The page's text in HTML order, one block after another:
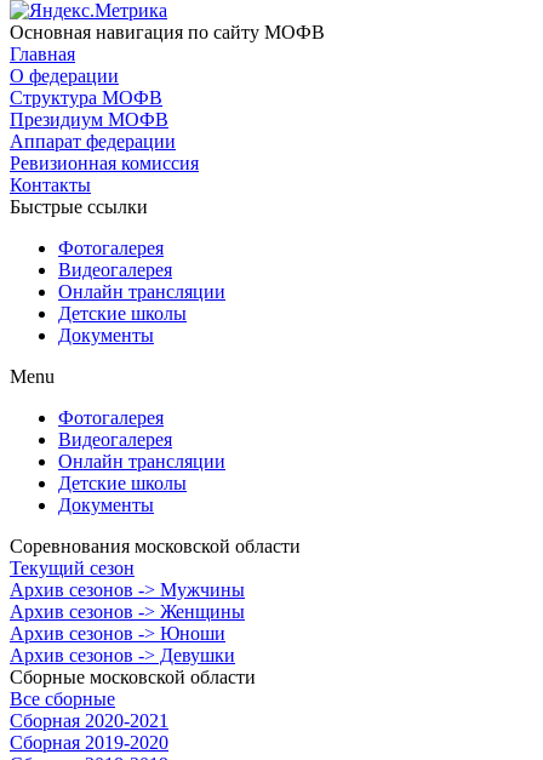
Основная навигация по сайту МОФВ
Главная
О федерации
Структура МОФВ
Президиум МОФВ
Аппарат федерации
Ревизионная комиссия
Контакты
Быстрые ссылки
Фотогалерея
Видеогалерея
Онлайн трансляции
Детские школы
Документы
Menu
Фотогалерея
Видеогалерея
Онлайн трансляции
Детские школы
Документы
Соревнования московской области
Текущий сезон
Архив сезонов -> Мужчины
Архив сезонов -> Женщины
Архив сезонов -> Юноши
Архив сезонов -> Девушки
Сборные московской области
Все сборные
Сборная 2020-2021
Сборная 2019-2020